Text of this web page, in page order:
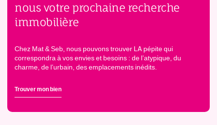
nous votre prochaine recherche
immobilière
Chez Mat & Seb, nous pouvons trouver LA pépite qui
correspondra à vos envies et besoins : de l’atypique, du
charme, de l’urbain, des emplacements inédits.
Trouver mon bien